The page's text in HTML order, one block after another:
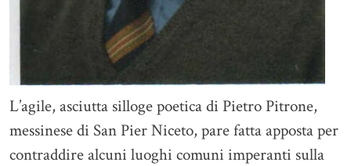
L’agile, asciutta silloge poetica di Pietro Pitrone,
messinese di San Pier Niceto, pare fatta apposta per
contraddire alcuni luoghi comuni imperanti sulla